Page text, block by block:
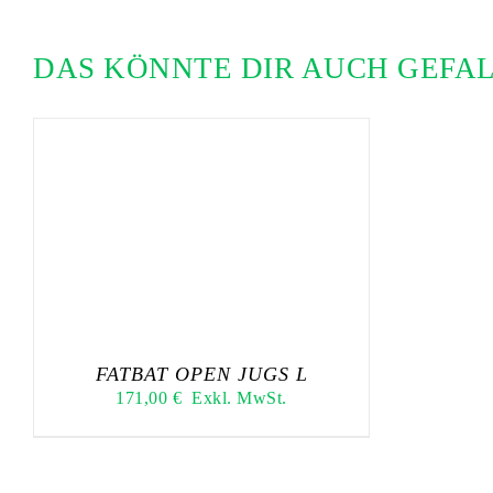
DAS KÖNNTE DIR AUCH
FATBAT OPEN JUGS L
171,00 € Exkl. MwSt.